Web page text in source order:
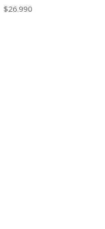
$26.990